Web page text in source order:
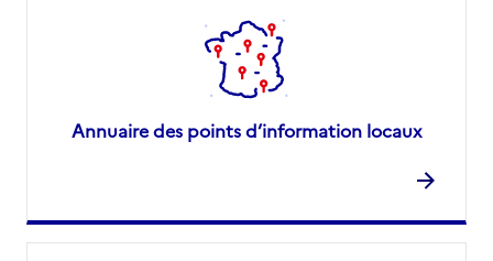
Annuaire des points d’information locaux